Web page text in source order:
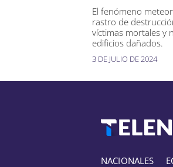
El fenómeno
rastro de
víctimas mortales y
edificios dañados.
3 DE JULIO DE 2024
NACIONALES